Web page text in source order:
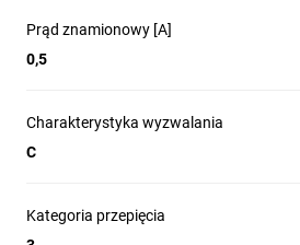
Prąd znamionowy [A]
0,5
Charakterystyka wyzwalania
C
Kategoria przepięcia